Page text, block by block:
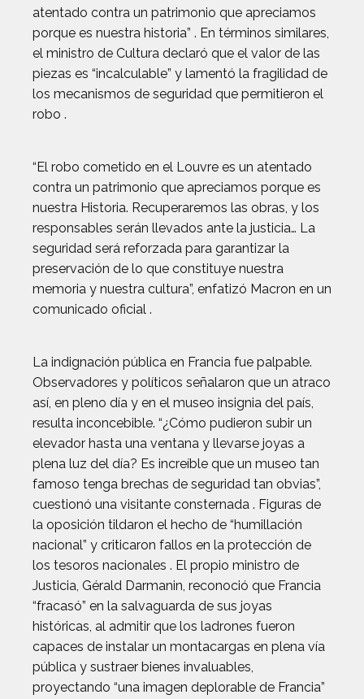
atentado contra un patrimonio que apreciamos
porque es nuestra historia” . En términos similares,
el ministro de Cultura declaró que el valor de las
piezas es “incalculable” y lamentó la fragilidad de
los mecanismos de seguridad que permitieron el
robo .
“El robo cometido en el Louvre es un atentado
contra un patrimonio que apreciamos porque es
nuestra Historia. Recuperaremos las obras, y los
responsables serán llevados ante la justicia… La
seguridad será reforzada para garantizar la
preservación de lo que constituye nuestra
memoria y nuestra cultura”, enfatizó Macron en un
comunicado oficial .
La indignación pública en Francia fue palpable.
Observadores y políticos señalaron que un atraco
así, en pleno día y en el museo insignia del país,
resulta inconcebible. “¿Cómo pudieron subir un
elevador hasta una ventana y llevarse joyas a
plena luz del día? Es increíble que un museo tan
famoso tenga brechas de seguridad tan obvias”,
cuestionó una visitante consternada . Figuras de
la oposición tildaron el hecho de “humillación
nacional” y criticaron fallos en la protección de
los tesoros nacionales . El propio ministro de
Justicia, Gérald Darmanin, reconoció que Francia
“fracasó” en la salvaguarda de sus joyas
históricas, al admitir que los ladrones fueron
capaces de instalar un montacargas en plena vía
pública y sustraer bienes invaluables,
proyectando “una imagen deplorable de Francia”